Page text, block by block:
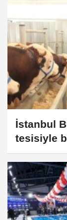
İstanbul
tesisiyle